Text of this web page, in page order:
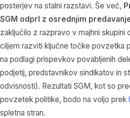
posterjev na stalni razstavi. Še več,
SGM odprl z osrednjim
zaključilo z razpravo v majhni skupini
ciljem razviti ključne točke povzetka
na podlagi prispevkov povabljenih
podjetij, predstavnikov sindikatov in
odvisnosti). Rezultati SGM, kot so
povzetek politike, bodo na voljo prek
spletna stran.